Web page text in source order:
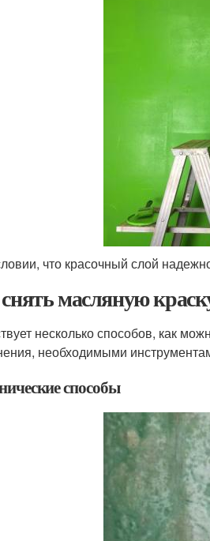
что красочный слой
масляную
несколько способов, как
необходимыми
способы